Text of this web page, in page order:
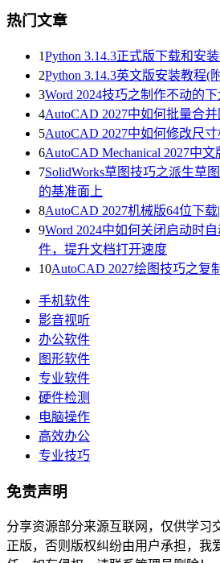
热门文章
1Python 3.14.3正式版下载和安
2Python 3.14.3英文版安装教程(
3Word 2024技巧之制作不动的
4AutoCAD 2027中如何批量合并
5AutoCAD 2027中如何修改尺寸
6AutoCAD Mechanical 2027中
7SolidWorks草图技巧之派生草
的基准面上
8AutoCAD 2027机械版64位下载
9Word 2024中如何关闭启动时
件，提升文档打开速度
10AutoCAD 2027绘图技巧之复
手机软件
影音视听
办公软件
图形软件
专业软件
硬件检测
电脑操作
高效办公
专业技巧
免责声明
分享资源部分来源互联网，仅供学习
正版，否则版权纠纷由用户承担，我